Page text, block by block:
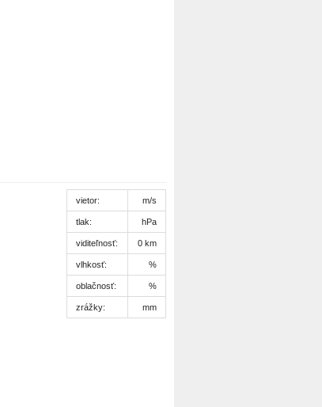
vietor: m/s
tlak: hPa
viditeľnosť: 0 km
vlhkosť: %
oblačnosť: %
zrážky: mm